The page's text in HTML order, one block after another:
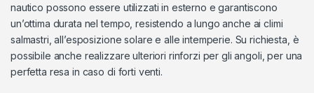
nautico possono essere utilizzati in esterno e garantiscono
un’ottima durata nel tempo, resistendo a lungo anche ai climi
salmastri, all’esposizione solare e alle intemperie. Su richiesta, è
possibile anche realizzare ulteriori rinforzi per gli angoli, per una
perfetta resa in caso di forti venti.